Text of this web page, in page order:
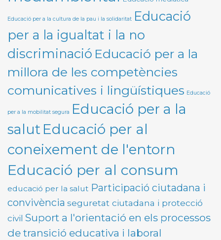
Educació per a la cultura de la pau i la solidaritat Educació
per a la igualtat i la no
discriminació Educació per a la
millora de les competències
comunicatives i lingüístiques Educació
per a la mobilitat segura
Educació per a la
salut Educació per al
coneixement de l'entorn
Educació per al consum
educació per la salut Participació ciutadana i
convivència seguretat ciutadana i protecció
civil Suport a l'orientació en els processos
de transició educativa i laboral